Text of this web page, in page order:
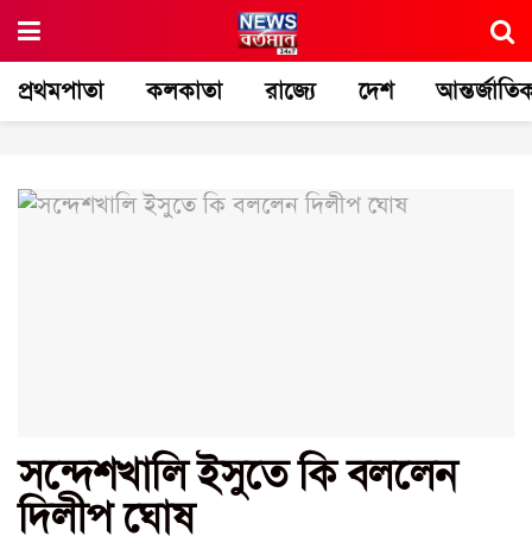
প্রথমপাতা কলকাতা রাজ্যে দেশ
সন্দেশখালি ইসুতে কি বললেন
দিলীপ ঘোষ